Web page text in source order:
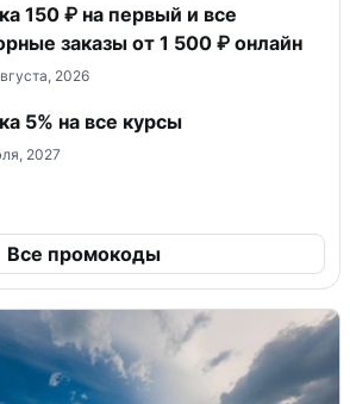
150 ₽ на первый и все
заказы от 1 500 ₽ онлайн
2026
5% на все курсы
2027
Все промокоды